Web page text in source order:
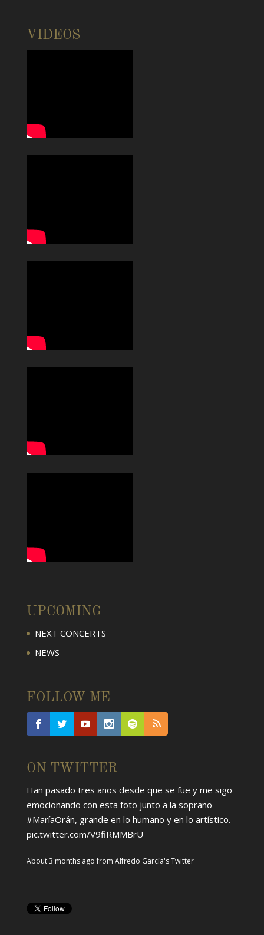
VIDEOS
UPCOMING
NEXT CONCERTS
NEWS
FOLLOW ME
ON TWITTER
Han pasado tres años desde que se fue y me sigo
emocionando con esta foto junto a la soprano
#MaríaOrán, grande en lo humano y en lo artístico.
pic.twitter.com/V9fiRMMBrU
About 3 months agofrom Alfredo García's Twitter